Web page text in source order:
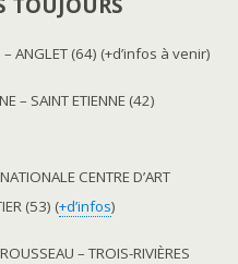
– ANGLET (64) (+d’infos à venir)
– SAINT ETIENNE (42)
CENTRE D’ART
(53) (+d’infos)
– TROIS-RIVIÈRES